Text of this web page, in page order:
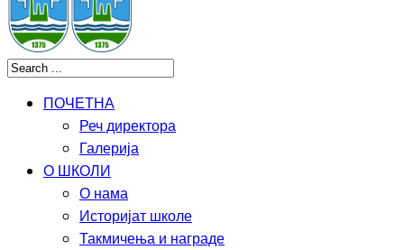
ПОЧЕТНА
Реч директора
Галерија
О ШКОЛИ
О нама
Историјат школе
Такмичења и награде